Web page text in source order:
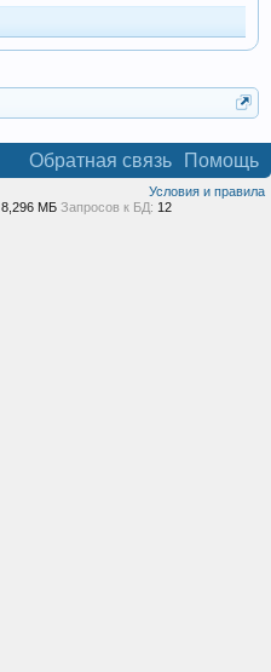
Обратная связь Помощь
Условия и правила
8,296 МБ Запросов к БД: 12